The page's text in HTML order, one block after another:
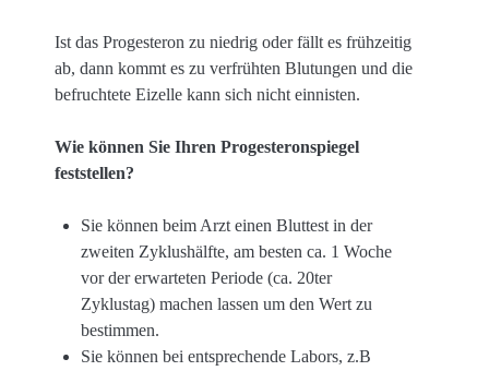
Ist das Progesteron zu niedrig oder fällt es frühzeitig
ab, dann kommt es zu verfrühten Blutungen und die
befruchtete Eizelle kann sich nicht einnisten.
Wie können Sie Ihren Progesteronspiegel
feststellen?
Sie können beim Arzt einen Bluttest in der
zweiten Zyklushälfte, am besten ca. 1 Woche
vor der erwarteten Periode (ca. 20ter
Zyklustag) machen lassen um den Wert zu
bestimmen.
Sie können bei entsprechende Labors, z.B